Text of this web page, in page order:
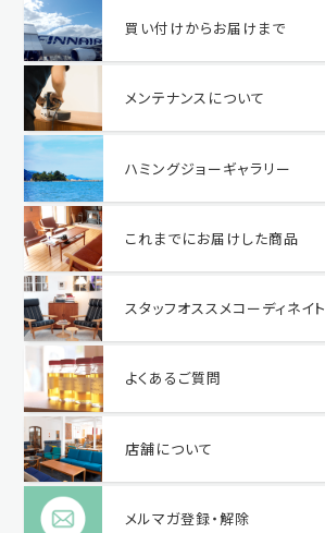
買い付けからお届けまで
メンテナンスについて
ハミングジョーギャラリー
これまでにお届けした商品
スタッフオススメコーディネイト
よくあるご質問
店舗について
メルマガ登録・解除